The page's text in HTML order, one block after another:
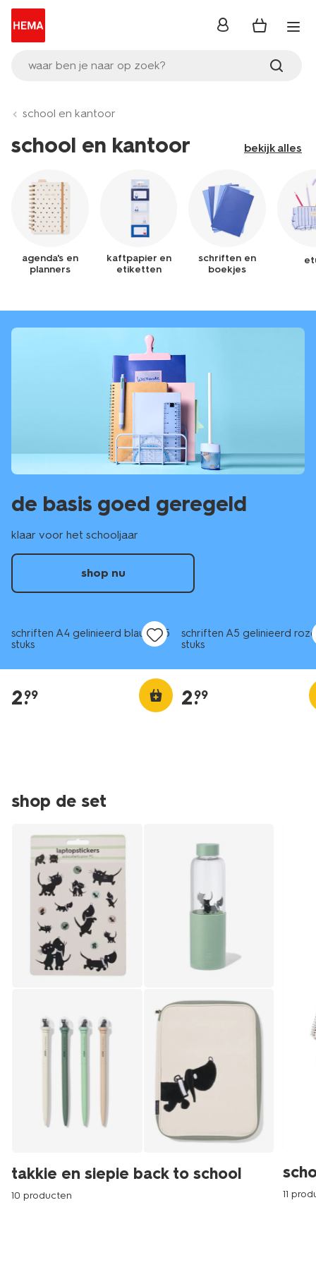
waar ben je naar op zoek?
inloggen
school en kantoor
school en kantoor bekijk alles
agenda's en
planners
kaftpapier en
etiketten
schriften en
boekjes
de basis goed geregeld
klaar voor het schooljaar
shop nu
schriften A4 gelinieerd blauw - 5
stuks
2.
99
schriften A5 gelinieerd
stuks
2.
99
shop de set
takkie en siepie back to school
10 producten 11